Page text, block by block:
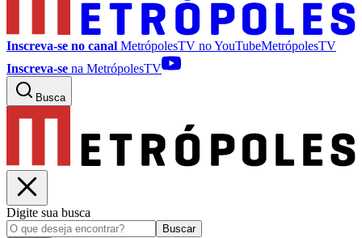
Inscreva-se no canal MetrópolesTV noYouTubeMetrópolesTV
Inscreva-se na MetrópolesTV
Busca
Digite sua busca
Buscar